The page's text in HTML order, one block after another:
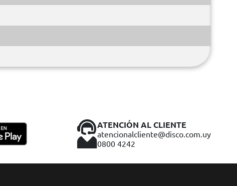
ATENCIÓN AL CLIENTE
atencionalcliente@disco.com.uy
0800 4242